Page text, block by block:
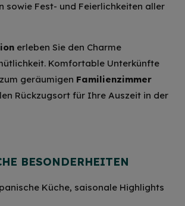
sowie Fest- und Feierlichkeiten aller
erleben Sie den Charme
Komfortable Unterkünfte
geräumigen Familienzimmer
Rückzugsort für Ihre Auszeit in der
BESONDERHEITEN
Küche, saisonale Highlights